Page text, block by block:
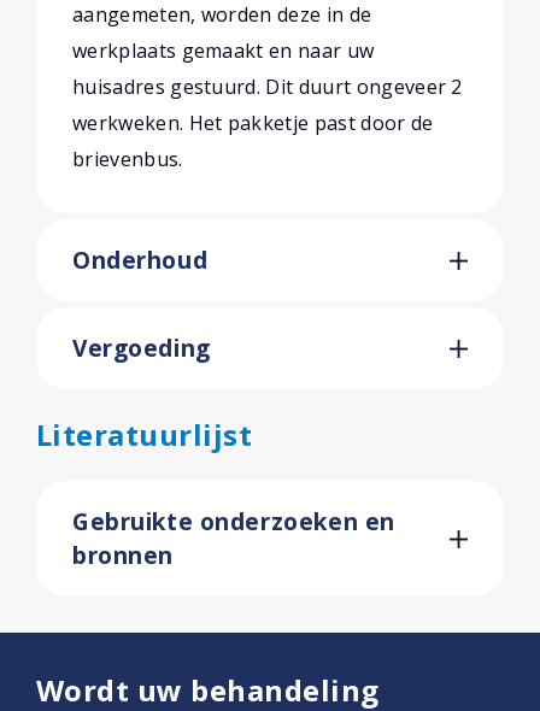
aangemeten, worden deze in de
werkplaats gemaakt en naar uw
huisadres gestuurd. Dit duurt ongeveer 2
werkweken. Het pakketje past door de
brievenbus.
Onderhoud
Vergoeding
Literatuurlijst
Gebruikte onderzoeken en
bronnen
Wordt uw behandeling